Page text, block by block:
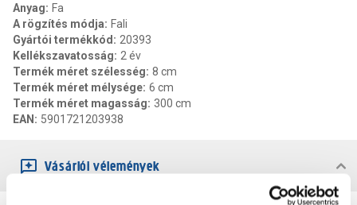
Anyag: Fa
A rögzítés módja: Fali
Gyártói termékkód : 20393
Kellékszavatosság: 2 év
Termék méret szélesség: 8 cm
Termék méret mélysége: 6 cm
Termék méret magasság: 300 cm
EAN : 5901721203938
Vásárlói vélemények